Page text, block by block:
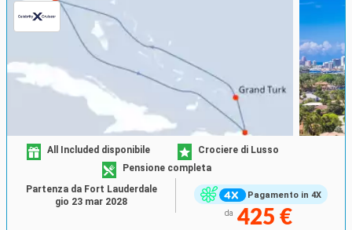
Pagamento in 4X
All Included disponibile
Crociere di Lusso
Pensione completa
da 425 €
Partenza da Fort Lauderdale
gio 23 mar 2028